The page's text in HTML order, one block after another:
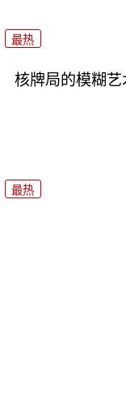
最热
核牌局的模糊艺
最热